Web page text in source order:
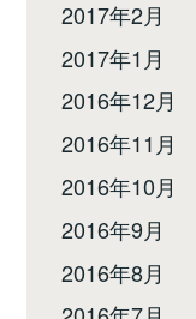
2017年2月
2017年1月
2016年12月
2016年11月
2016年10月
2016年9月
2016年8月